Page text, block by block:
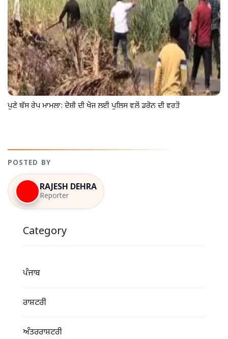
ਪੁਣੇ ਬੱਸ ਰੇਪ ਮਾਮਲਾ: ਦੋਸ਼ੀ ਦੀ ਖੋਜ ਲਈ ਪੁਲਿਸ ਵਲੋਂ ਡਰੋਨ ਦੀ ਵਰਤੋਂ
POSTED BY
RAJESH DEHRA
Reporter
Category
ਪੰਜਾਬ
ਰਾਸ਼ਟਰੀ
ਅੰਤਰਰਾਸ਼ਟਰੀ